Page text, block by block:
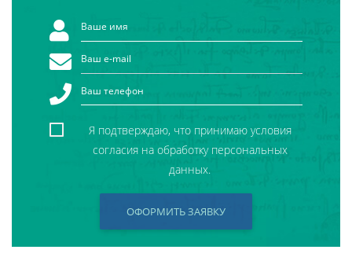
Я подтверждаю, что принимаю условия
согласия на обработку персональных
данных.
ОФОРМИТЬ ЗАЯВКУ